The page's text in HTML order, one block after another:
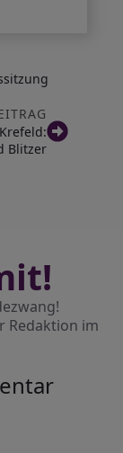
Blitzer
Redaktion im